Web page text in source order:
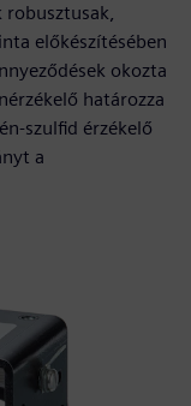
előkészítésében
okozta
határozza
szulfid érzékelő
a